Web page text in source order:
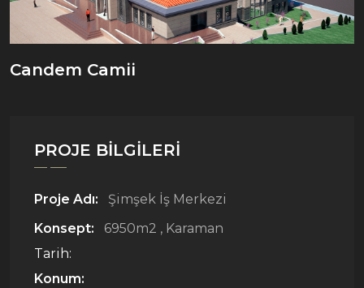
Candem Camii
PROJE BILGILERI
Proje Adı:
Şimşek İş Merkezi
Konsept:
6950m2 , Karaman
Tarih:
Konum: